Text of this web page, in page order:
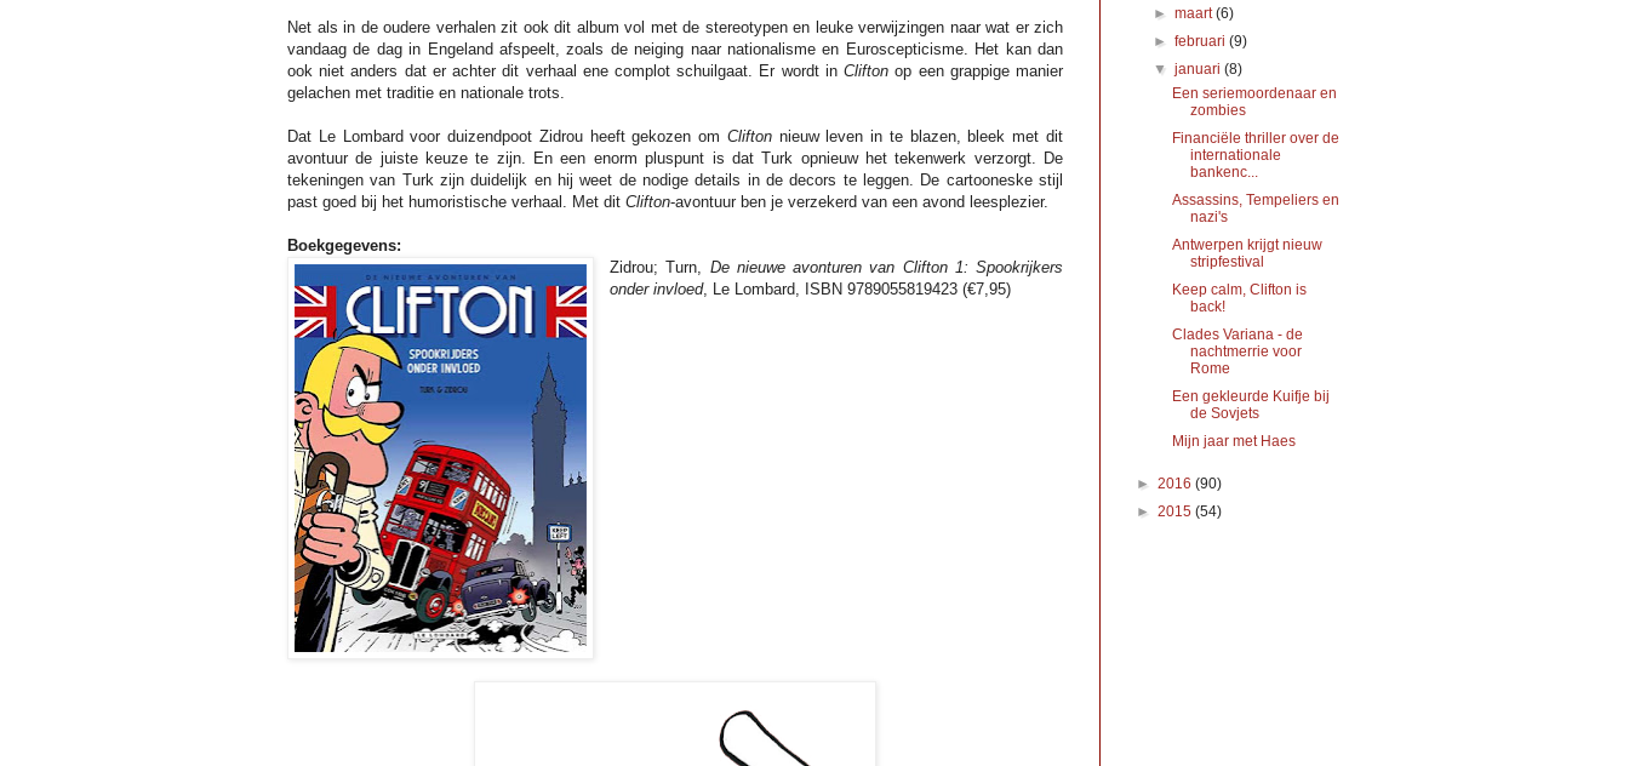
Net als in de oudere verhalen zit ook dit album vol met de stereotypen en leuke verwijzingen naar wat er zich
vandaag de dag in Engeland afspeelt, zoals de neiging naar nationalisme en Euroscepticisme. Het kan dan
ook niet anders dat er achter dit verhaal ene complot schuilgaat. Er wordt inClifton op een grappige manier
gelachen met traditie en nationale trots.
Dat Le Lombard voor duizendpoot Zidrou heeft gekozen om Cliftonnieuw leven in te blazen, bleek met dit
avontuur de juiste keuze te zijn. En een enorm pluspunt is dat Turk opnieuw het tekenwerk verzorgt. De
tekeningen van Turk zijn duidelijk en hij weet de nodige details in de decors te leggen. De cartooneske stijl
past goed bij het humoristische verhaal. Met dit Clifton-avontuur ben je verzekerd van een avond leesplezier.
Boekgegevens:
Zidrou; Turn, De nieuwe avonturen van Clifton 1: Spookrijkers
onder invloed, Le Lombard, ISBN 9789055819423 (€7,95)
►maart(6)
►februari(9)
▼januari(8)
Een seriemoordenaar en
zombies
Financiële thriller over de
internationale
bankenc...
Assassins, Tempeliers en
nazi's
Antwerpen krijgt nieuw
stripfestival
Keep calm, Clifton is
back!
Clades Variana - de
nachtmerrie voor
Rome
Een gekleurde Kuifje bij
de Sovjets
Mijn jaar met Haes
► 2016 (90)
► 2015 (54)